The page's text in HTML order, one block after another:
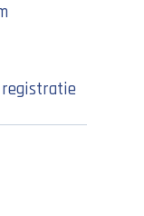
registratie